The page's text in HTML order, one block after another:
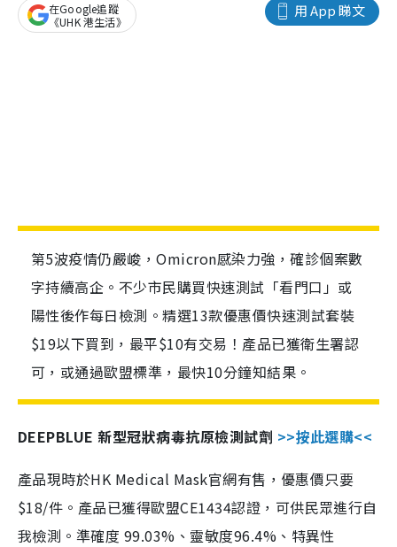
用 App 睇文
在Google追蹤
《UHK 港生活》
第5波疫情仍嚴峻，Omicron感染力強，確診個案數
字持續高企。不少市民購買快速測試「看門口」或
陽性後作每日檢測。精選13款優惠價快速測試套裝
$19以下買到，最平$10有交易！產品已獲衛生署認
可，或通過歐盟標準，最快10分鐘知結果。
DEEPBLUE 新型冠狀病毒抗原檢測試劑 >>按此選購<<
產品現時於HK Medical Mask官網有售，優惠價只要
$18/件。產品已獲得歐盟CE1434認證，可供民眾進行自
我檢測。準確度 99.03%、靈敏度96.4%、特異性